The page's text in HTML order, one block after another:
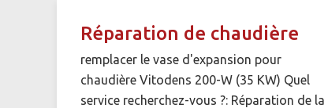
Réparation de chaudière
remplacer le vase d'expansion pour
chaudière Vitodens 200-W (35 KW) Quel
service recherchez-vous ?: Réparation de la